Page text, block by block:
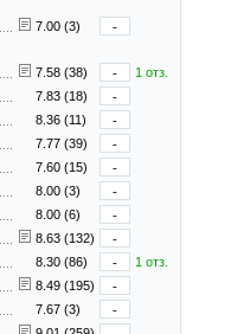
7.00 (3)
-
7.58 (38) -
1 отз.
7.83 (18)
-
8.36 (11)
-
7.77 (39)
-
7.60 (15)
-
8.00 (3)
-
8.00 (6)
-
8.63 (132)
-
8.30 (86) -
1 отз.
8.49 (195)
-
7.67 (3)
-